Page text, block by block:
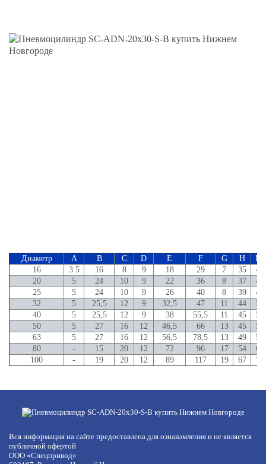
Диаметр A B C D E F G H
H1
16
3.5 16 8 9 18 29 7 35
40
20
5 24 10 9 22 36 8 37
43
25
5 24 10 9 26 40 8 39
45
32
5 25,5 12 9 32,5 47 11 44
50
40
5 25,5 12 9 38 55,5 11 45
51
50
5 27 16 12 46,5 66 13 45
53
63
5 27 16 12 56,5 78,5 13 49
57
80
- 15 20 12 72 96 17 54
63
100
- 19 20 12 89 117 19 67 76
Вся информация на сайте предоставлена для ознакомления и не является
публичной офертой
ООО «Спецпривод»